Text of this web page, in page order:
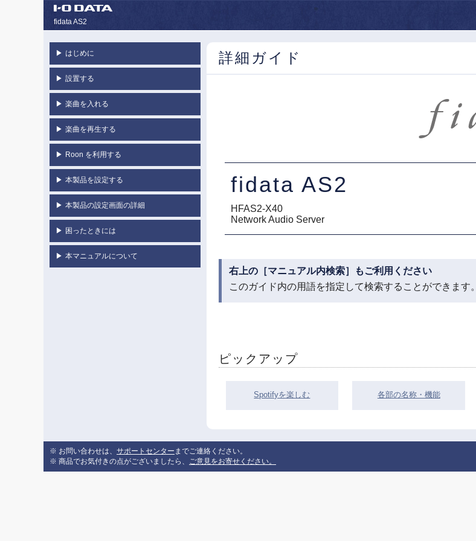
fidata AS2
▶ はじめに
▶ 設置する
▶ 楽曲を入れる
▶ 楽曲を再生する
▶ Roon を利用する
▶ 本製品を設定する
▶ 本製品の設定画面の詳細
▶ 困ったときには
▶ 本マニュアルについて
詳細ガイド
fidata AS2
HFAS2-X40
Network Audio Server
右上の［マニュアル内検索］もご利用ください
このガイド内の用語を指定して検索することができます。
ピックアップ
Spotifyを楽しむ 各部の名称・機能
※ お問い合わせは、 サポートセンター までご連絡ください。
※ 商品でお気付きの点がございましたら、
ご意見をお寄せください。